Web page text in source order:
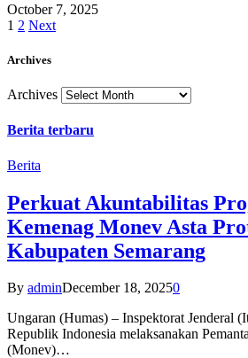
October 7, 2025
1 2 Next
Archives
Archives
Berita terbaru
Berita
Perkuat Akuntabilitas
Kemenag Monev Asta
Kabupaten Semarang
By adminDecember 18, 20250
Ungaran (Humas) – Inspektorat Jenderal
Republik Indonesia melaksanakan
(Monev)…